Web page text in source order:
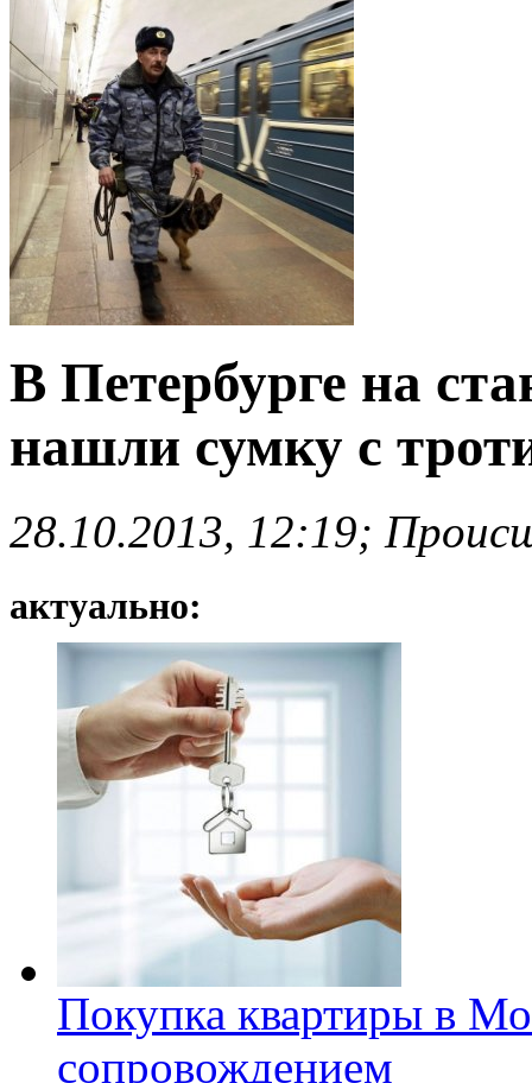
В Петербурге на
нашли сумку с
28.10.2013, 12:19;
актуально:
Покупка квартиры в
сопровождением